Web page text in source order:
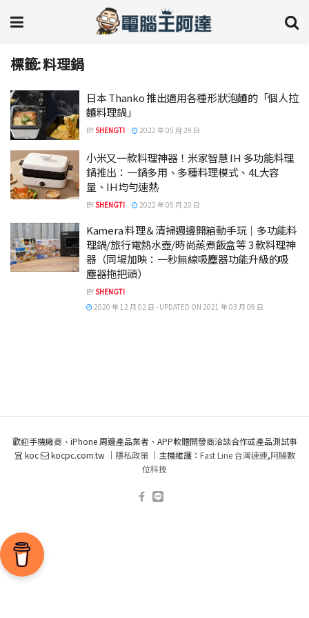
標籤:料理鍋
日本 Thanko 推出適用各種形狀泡麵的「個人拉
麵料理鍋」
BYSHENGTI 2022 年 05 月 29 日
小米又一款料理神器！米家智慧 IH 多功能料理
鍋推出：一鍋多用、多種料理模式、4L大容
量、IH均勻速熱
BYSHENGTI 2022 年 05 月 20 日
Kamera 料理＆清掃週邊開箱動手玩｜多功能料
理鍋/旅行電熱水壺/時尚蒸煮飯盒等 3 款料理神
器（同場加映：一秒無線吸塵器功能升級的吸
塵器拖把頭）
BYSHENGTI
2020 年 12 月 02 日 - UPDATED ON 2021 年 03 月 09 日
歡迎手機廠商、iPhone 周邊產品業者、APP軟體開發商洽談合作或產品測試事
宜 koc
kocpc.com.tw ｜ 隱私政策｜主機維護： Fast Line 台灣速連,阿腸數
位科技